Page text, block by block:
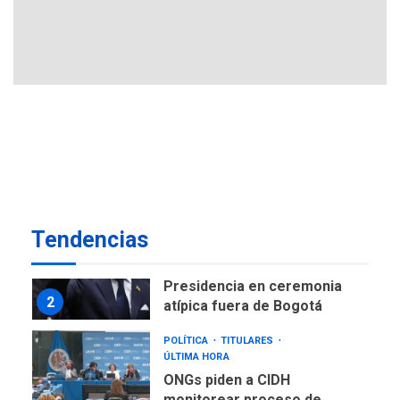
Tendencias
2
Presidencia en ceremonia
atípica fuera de Bogotá
POLÍTICA
TITULARES
ÚLTIMA HORA
ONGs piden a CIDH